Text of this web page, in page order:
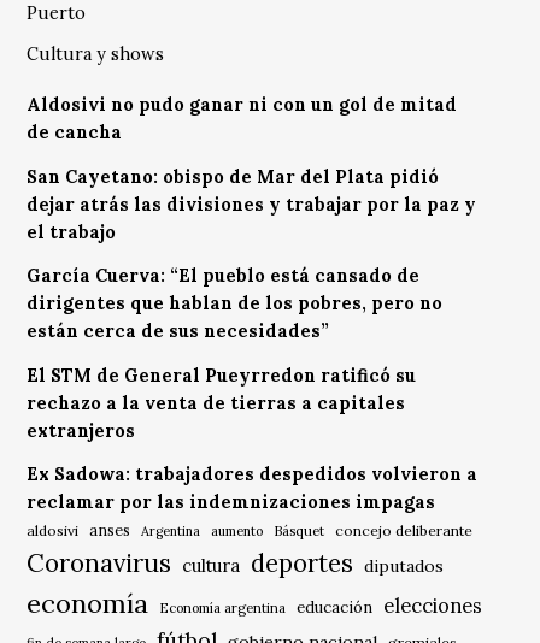
Puerto
Cultura y shows
Aldosivi no pudo ganar ni con un gol de mitad
de cancha
San Cayetano: obispo de Mar del Plata pidió
dejar atrás las divisiones y trabajar por la paz y
el trabajo
García Cuerva: “El pueblo está cansado de
dirigentes que hablan de los pobres, pero no
están cerca de sus necesidades”
El STM de General Pueyrredon ratificó su
rechazo a la venta de tierras a capitales
extranjeros
Ex Sadowa: trabajadores despedidos volvieron a
reclamar por las indemnizaciones impagas
aldosivi anses Argentina aumento Básquet concejo deliberante
Coronavirus cultura deportes diputados
economía Economía argentina educación elecciones